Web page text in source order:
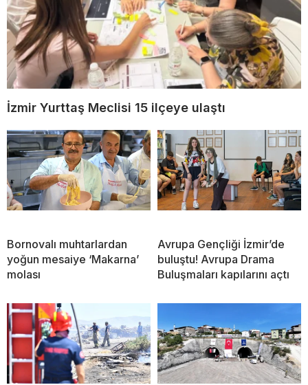
İzmir Yurttaş Meclisi 15 ilçeye ulaştı
Bornovalı muhtarlardan
yoğun mesaiye ‘Makarna’
molası
Avrupa Gençliği İzmir’de
buluştu! Avrupa Drama
Buluşmaları kapılarını açtı